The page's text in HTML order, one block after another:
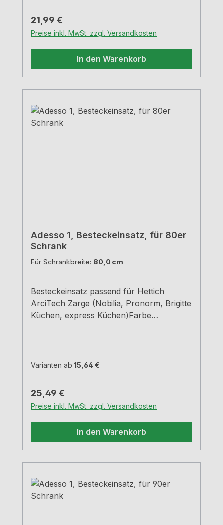
Regulärer Preis:
21,99 €
Preise inkl. MwSt. zzgl. Versandkosten
In den Warenkorb
Adesso 1, Besteckeinsatz, für 80er
Schrank
Für Schrankbreite: 80,0 cm
Besteckeinsatz passend für Hettich
ArciTech Zarge (Nobilia, Pronorm, Brigitte
Küchen, express Küchen)Farbe
Varianten ab 15,64 €
Regulärer Preis:
25,49 €
Preise inkl. MwSt. zzgl. Versandkosten
In den Warenkorb